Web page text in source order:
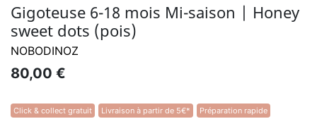
Gigoteuse 6-18 mois Mi-saison | Honey
sweet dots (pois)
NOBODINOZ
80,00 €
Click & collect gratuit Livraison à partir de 5€* Préparation rapide